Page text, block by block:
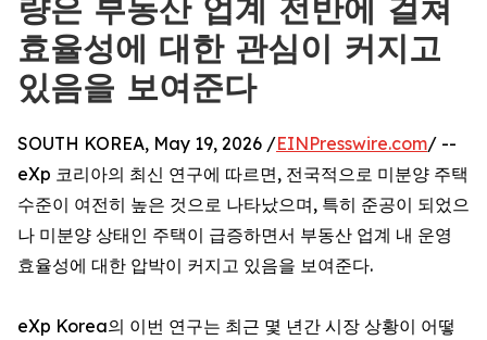
량은 부동산 업계 전반에 걸쳐
효율성에 대한 관심이 커지고
있음을 보여준다
SOUTH KOREA, May 19, 2026 /EINPresswire.com/ --
eXp 코리아의 최신 연구에 따르면, 전국적으로 미분양 주택
수준이 여전히 높은 것으로 나타났으며, 특히 준공이 되었으
나 미분양 상태인 주택이 급증하면서 부동산 업계 내 운영
효율성에 대한 압박이 커지고 있음을 보여준다.
eXp Korea의 이번 연구는 최근 몇 년간 시장 상황이 어떻